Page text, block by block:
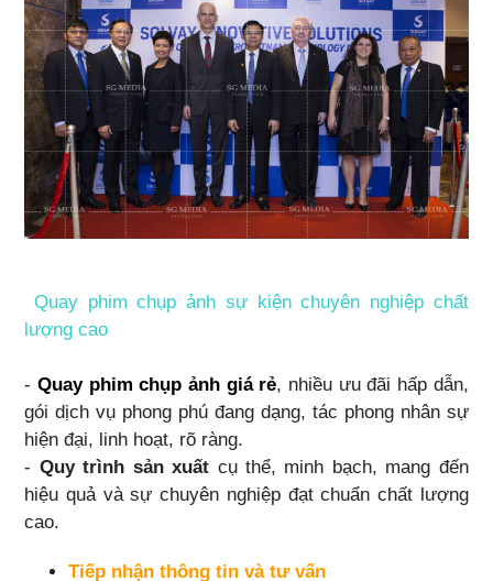
Quay phim chụp ảnh sự kiện chuyên nghiệp chất
lượng cao
-Quay phim chụp ảnh giá rẻ, nhiều ưu đãi hấp dẫn,
gói dịch vụ phong phú đang dạng, tác phong nhân sự
hiện đại, linh hoạt, rõ ràng.
- Quy trình sản xuất cụ thể, minh bạch, mang đến
hiệu quả và sự chuyên nghiệp đạt chuẩn chất lượng
cao.
Tiếp nhận thông tin và tư vấn